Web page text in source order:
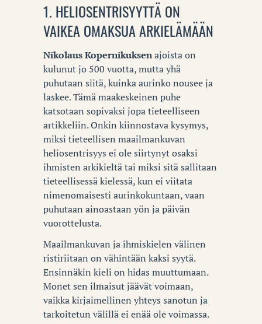
1. HELIOSENTRISYYTTÄ ON
VAIKEA OMAKSUA ARKIELÄMÄÄN
Nikolaus Kopernikuksenajoista on
kulunut jo 500 vuotta, mutta yhä
puhutaan siitä, kuinka aurinko nousee ja
laskee. Tämä maakeskeinen puhe
katsotaan sopivaksi jopa tieteelliseen
artikkeliin. Onkin kiinnostava kysymys,
miksi tieteellisen maailmankuvan
heliosentrisyys ei ole siirtynyt osaksi
ihmisten arkikieltä tai miksi sitä sallitaan
tieteellisessä kielessä, kun ei viitata
nimenomaisesti aurinkokuntaan, vaan
puhutaan ainoastaan yön ja päivän
vuorottelusta.
Maailmankuvan ja ihmiskielen välinen
ristiriitaan on vähintään kaksi syytä.
Ensinnäkin kieli on hidas muuttumaan.
Monet sen ilmaisut jäävät voimaan,
vaikka kirjaimellinen yhteys sanotun ja
tarkoitetun välillä ei enää ole voimassa.